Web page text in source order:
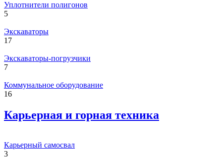
Уплотнители полигонов
5
Экскаваторы
17
Экскаваторы-погрузчики
7
Коммунальное оборудование
16
Карьерная и горная техника
Карьерный самосвал
3